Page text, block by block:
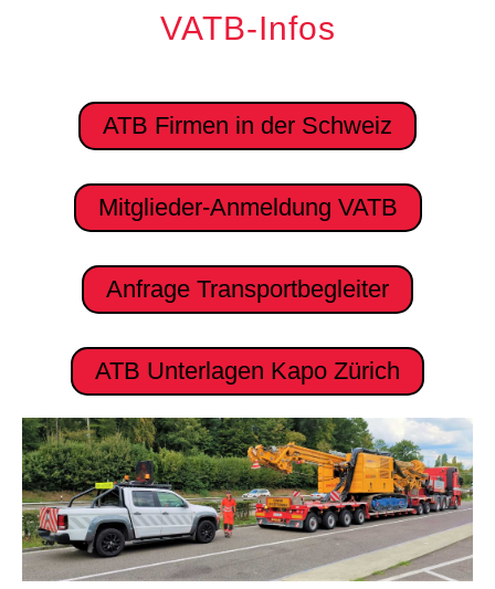
VATB-Infos
ATB Firmen in der Schweiz
Mitglieder-Anmeldung VATB
Anfrage Transportbegleiter
ATB Unterlagen Kapo Zürich